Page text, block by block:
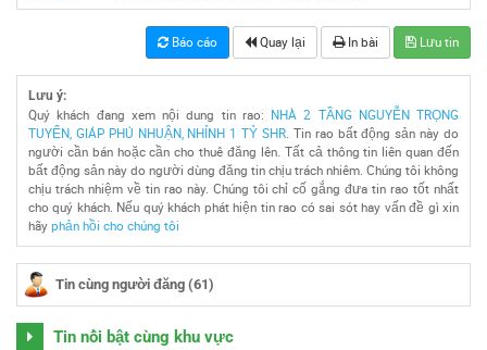
Báo cáo Quay lại In bài Lưu tin
Lưu ý:
Quý khách đang xem nội dung tin rao: NHÀ 2 TẦNG NGUYỄN TRỌNG
TUYỂN, GIÁP PHÚ NHUẬN, NHỈNH 1 TỶ SHR . Tin rao bất động sản này do
người cần bán hoặc cần cho thuê đăng lên. Tất cả thông tin liên quan đến
bất động sản này do người dùng đăng tin chịu trách nhiêm. Chúng tôi không
chịu trách nhiệm về tin rao này. Chúng tôi chỉ cố gắng đưa tin rao tốt nhất
cho quý khách. Nếu quý khách phát hiện tin rao có sai sót hay vấn đề gì xin
hãy phản hồi cho chúng tôi
Tin cùng người đăng (61)
Tin nổi bật cùng khu vực